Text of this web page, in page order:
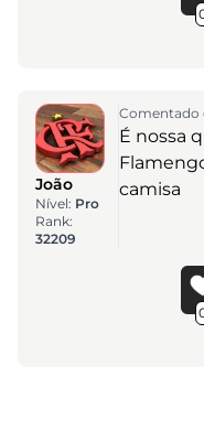
João
Nível: Pro
Rank:
32209
Comentado
É nossa
camisa